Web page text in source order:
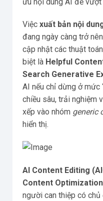
Việc xuất bản nội
đang ngày càng trở
cập nhật các thuật
biệt là Helpful
Search Generative
AI nếu chỉ dừng ở mức
chiều sâu, trải nghiệm
xếp vào nhóm generic
hiển thị.
AI Content Editing
Content Optimization
người can thiệp có